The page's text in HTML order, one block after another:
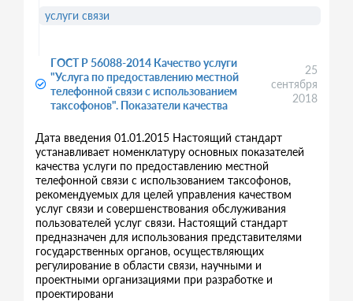
ГОСТ Р 56088-2014 Качество услуги
"Услуга по предоставлению местной
телефонной связи с использованием
таксофонов". Показатели качества
25
сентября
2018
Дата введения 01.01.2015 Настоящий стандарт
устанавливает номенклатуру основных показателей
качества услуги по предоставлению местной
телефонной связи с использованием таксофонов,
рекомендуемых для целей управления качеством
услуг связи и совершенствования обслуживания
пользователей услуг связи. Настоящий стандарт
предназначен для использования представителями
государственных органов, осуществляющих
регулирование в области связи, научными и
проектными организациями при разработке и
проектировани
услуги связи